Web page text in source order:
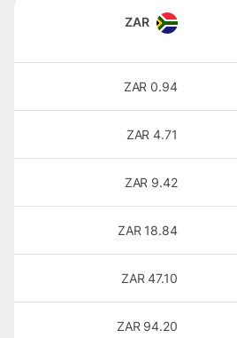
ZAR
0.94
ZAR
4.71
ZAR
9.42
ZAR
18.84
ZAR
47.10
ZAR
94.20
ZAR